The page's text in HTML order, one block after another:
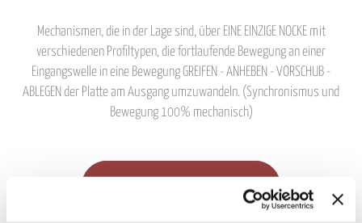
Mechanismen, die in der Lage sind, über EINE EINZIGE NOCKE mit
verschiedenen Profiltypen, die fortlaufende Bewegung an einer
Eingangswelle in eine Bewegung GREIFEN - ANHEBEN - VORSCHUB -
ABLEGEN der Platte am Ausgang umzuwandeln. (Synchronismus und
Bewegung 100% mechanisch)
Kontaktieren Sie uns